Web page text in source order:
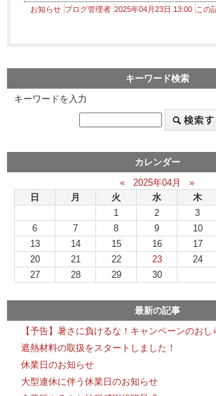
お知らせ ブログ管理者 2025年04月23日 13:00 この
キーワード検索
キーワードを入力
カレンダー
«
2025年04月
»
日
月 火 水 木
1
2 3
6
7 8 9 10
13
14 15 16 17
20
21 22 23 24
27
28 29 30
最新の記事
【予告】暑さに負けるな！キャンペーンのおし
遮熱材料の取扱をスタートしました！
休業日のお知らせ
大型連休に伴う休業日のお知らせ